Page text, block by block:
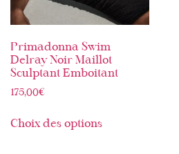
Primadonna Swim
Delray Noir Maillot
Sculptant Emboitant
175,00€
Choix des options